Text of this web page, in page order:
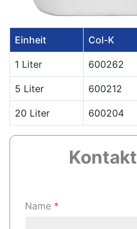
Einheit Col-K
1 Liter 600262
5 Liter 600212
20 Liter 600204
Kontakt
Name *